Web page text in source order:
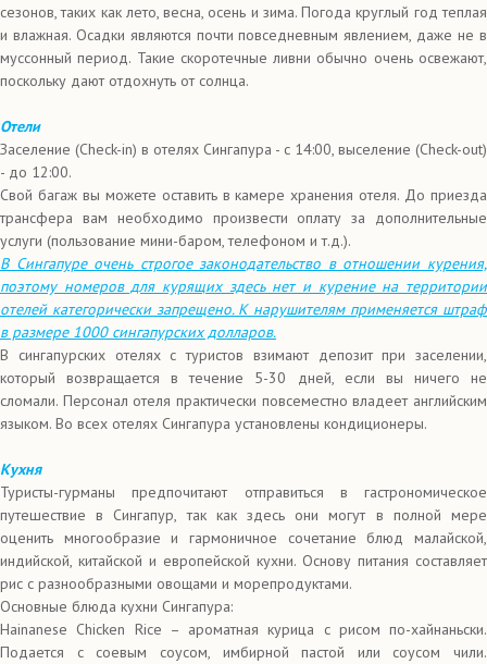
сезонов, таких как лето, весна, осень и зима. Погода круглый год теплая
и влажная. Осадки являются почти повседневным явлением, даже не в
муссонный период. Такие скоротечные ливни обычно очень освежают,
поскольку дают отдохнуть от солнца.
Отели
Заселение (Check-in) в отелях Сингапура - с 14:00, выселение (Check-out)
- до 12:00.
Свой багаж вы можете оставить в камере хранения отеля. До приезда
трансфера вам необходимо произвести оплату за дополнительные
услуги (пользование мини-баром, телефоном и т.д.).
В Сингапуре очень строгое законодательство в отношении курения,
поэтому номеров для курящих здесь нет и курение на территории
отелей категорически запрещено. К нарушителям применяется штраф
в размере 1000 сингапурских долларов.
В сингапурских отелях с туристов взимают депозит при заселении,
который возвращается в течение 5-30 дней, если вы ничего не
сломали. Персонал отеля практически повсеместно владеет английским
языком. Во всех отелях Сингапура установлены кондиционеры.
Кухня
Туристы-гурманы предпочитают отправиться в гастрономическое
путешествие в Сингапур, так как здесь они могут в полной мере
оценить многообразие и гармоничное сочетание блюд малайской,
индийской, китайской и европейской кухни. Основу питания составляет
рис с разнообразными овощами и морепродуктами.
Основные блюда кухни Сингапура:
Hainanese Chicken Rice – ароматная курица с рисом по-хайнаньски.
Подается с соевым соусом, имбирной пастой или соусом чили.